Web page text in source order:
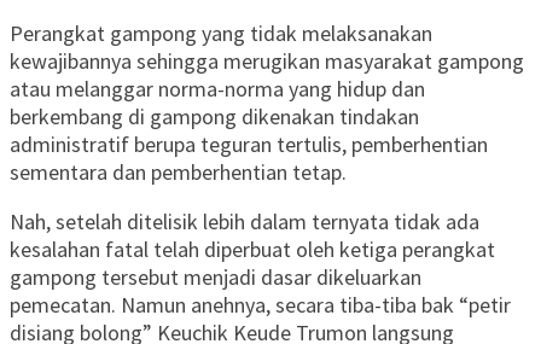
Perangkat gampong yang tidak melaksanakan
kewajibannya sehingga merugikan masyarakat gampong
atau melanggar norma-norma yang hidup dan
berkembang di gampong dikenakan tindakan
administratif berupa teguran tertulis, pemberhentian
sementara dan pemberhentian tetap.
Nah, setelah ditelisik lebih dalam ternyata tidak ada
kesalahan fatal telah diperbuat oleh ketiga perangkat
gampong tersebut menjadi dasar dikeluarkan
pemecatan. Namun anehnya, secara tiba-tiba bak “petir
disiang bolong” Keuchik Keude Trumon langsung